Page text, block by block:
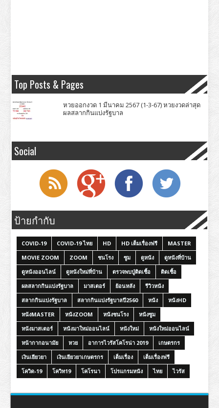
Top Posts & Pages
หวยออกงวด 1 มีนาคม 2567 (1-3-67) หวยงวดล่าสุด
ผลสลากกินแบ่งรัฐบาล
Social
ป้ายกำกับ
COVID-19 COVID-19 ไทย HD HD เต็มเรื่องฟรี
MASTER
MOVIE ZOOM
ZOOM ชนโรง ซูม ดูหนัง
ดูหนังที่บ้าน
ดูหนังออนไลน์
ดูหนังใหม่ที่บ้าน ตรวจพบปู่ติดเชื้อ
ติดเชื้อ
ผลสลากกินแบ่งรัฐบาล
มาสเตอร์ ย้อนหลัง
รีวิวหนัง
สลากกินแบ่งรัฐบาล
สลากกินแบ่งรัฐบาลปี2560 หนัง
หนังHD
หนังMASTER
หนังZOOM หนังชนโรง
หนังซูม
หนังมาสเตอร์
หนังมาใหม่ออนไลน์ หนังใหม่
หนังใหม่ออนไลน์
หน้ากากอนามัย
หวย อาการไวรัสโคโรน่า 2019
เกษตรกร
เงินเยียวยา
เงินเยียวยาเกษตรกร เต็มเรื่อง
เต็มเรื่องฟรี
โควิด-19
โควิท19 โคโรนา โปรแกรมหนัง ไทย ไวรัส